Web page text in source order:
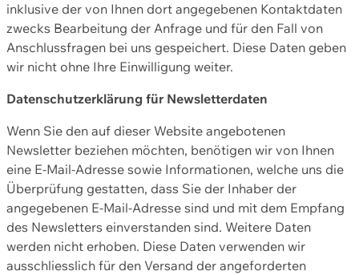
inklusive der von Ihnen dort angegebenen Kontaktdaten
zwecks Bearbeitung der Anfrage und für den Fall von
Anschlussfragen bei uns gespeichert. Diese Daten geben
wir nicht ohne Ihre Einwilligung weiter.
Datenschutzerklärung für Newsletterdaten
Wenn Sie den auf dieser Website angebotenen
Newsletter beziehen möchten, benötigen wir von Ihnen
eine E-Mail-Adresse sowie Informationen, welche uns die
Überprüfung gestatten, dass Sie der Inhaber der
angegebenen E-Mail-Adresse sind und mit dem Empfang
des Newsletters einverstanden sind. Weitere Daten
werden nicht erhoben. Diese Daten verwenden wir
ausschliesslich für den Versand der angeforderten